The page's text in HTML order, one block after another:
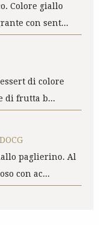
Colore giallo
con sent...
di colore
di frutta b...
paglierino. Al
con ac...